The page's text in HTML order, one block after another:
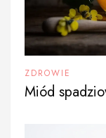
ZDROWIE
Miód